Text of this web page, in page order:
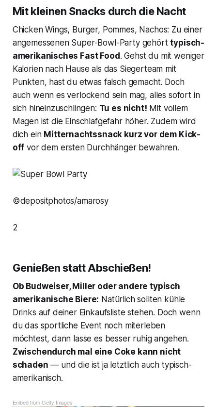
Mit kleinen Snacks durch die Nacht
Chicken Wings, Burger, Pommes, Nachos: Zu einer
angemessenen Super-Bowl-Party gehörttypisch-
amerikanisches Fast Food . Gehst du mit weniger
Kalorien nach Hause als das Siegerteam mit
Punkten, hast du etwas falsch gemacht. Doch
auch wenn es verlockend sein mag, alles sofort in
sich hineinzuschlingen: Tu es nicht! Mit vollem
Magen ist die Einschlafgefahr höher. Zudem wird
dich ein Mitternachtssnack kurz vor dem Kick-
off vor dem ersten Durchhänger bewahren.
©depositphotos/amarosy
2
Genießen statt Abschießen!
Ob Budweiser, Miller oder andere typisch
amerikanische Biere: Natürlich sollten kühle
Drinks auf deiner Einkaufsliste stehen. Doch wenn
du das sportliche Event noch miterleben
möchtest, dann lasse es besser ruhig angehen.
Zwischendurch mal eine Coke kann nicht
schaden — und die ist ja letztlich auch typisch-
amerikanisch.
Embed from Getty Images